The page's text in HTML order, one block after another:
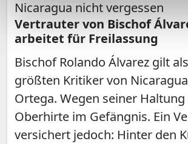
Nicaragua nicht vergessen
Vertrauter von Bischof
arbeitet für Freilassung
Bischof Rolando Álvarez gilt
größten Kritiker von
Ortega. Wegen seiner
Oberhirte im Gefängnis. Ein
versichert jedoch: Hinter den